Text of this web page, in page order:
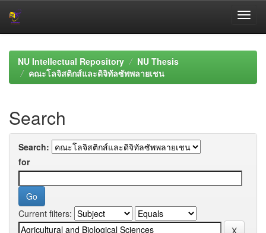
navigationNU Intellectual Repository
NU Thesis
คณะโลจิสติกส์และดิจิทัลซัพพลายเชน
Search
Search:
for
Current filters: